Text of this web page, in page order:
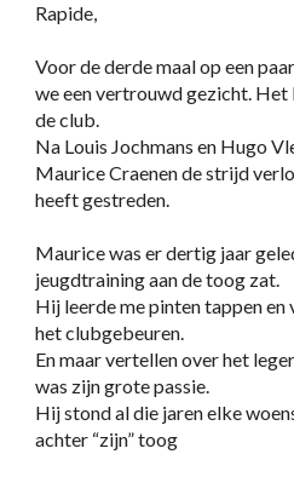
Rapide,
Voor de derde maal op een
we een vertrouwd gezicht.
de club.
Na Louis Jochmans en Hugo
Maurice Craenen de strijd
heeft gestreden.
Maurice was er dertig jaar
jeugdtraining aan de toog zat.
Hij leerde me pinten tappen
het clubgebeuren.
En maar vertellen over het
was zijn grote passie.
Hij stond al die jaren elke
achter “zijn” toog